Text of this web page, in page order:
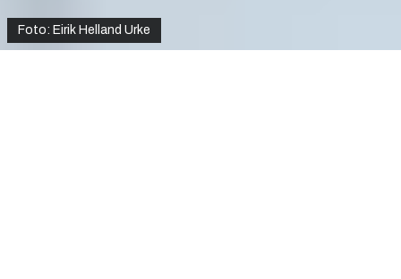
Foto: Eirik Helland Urke